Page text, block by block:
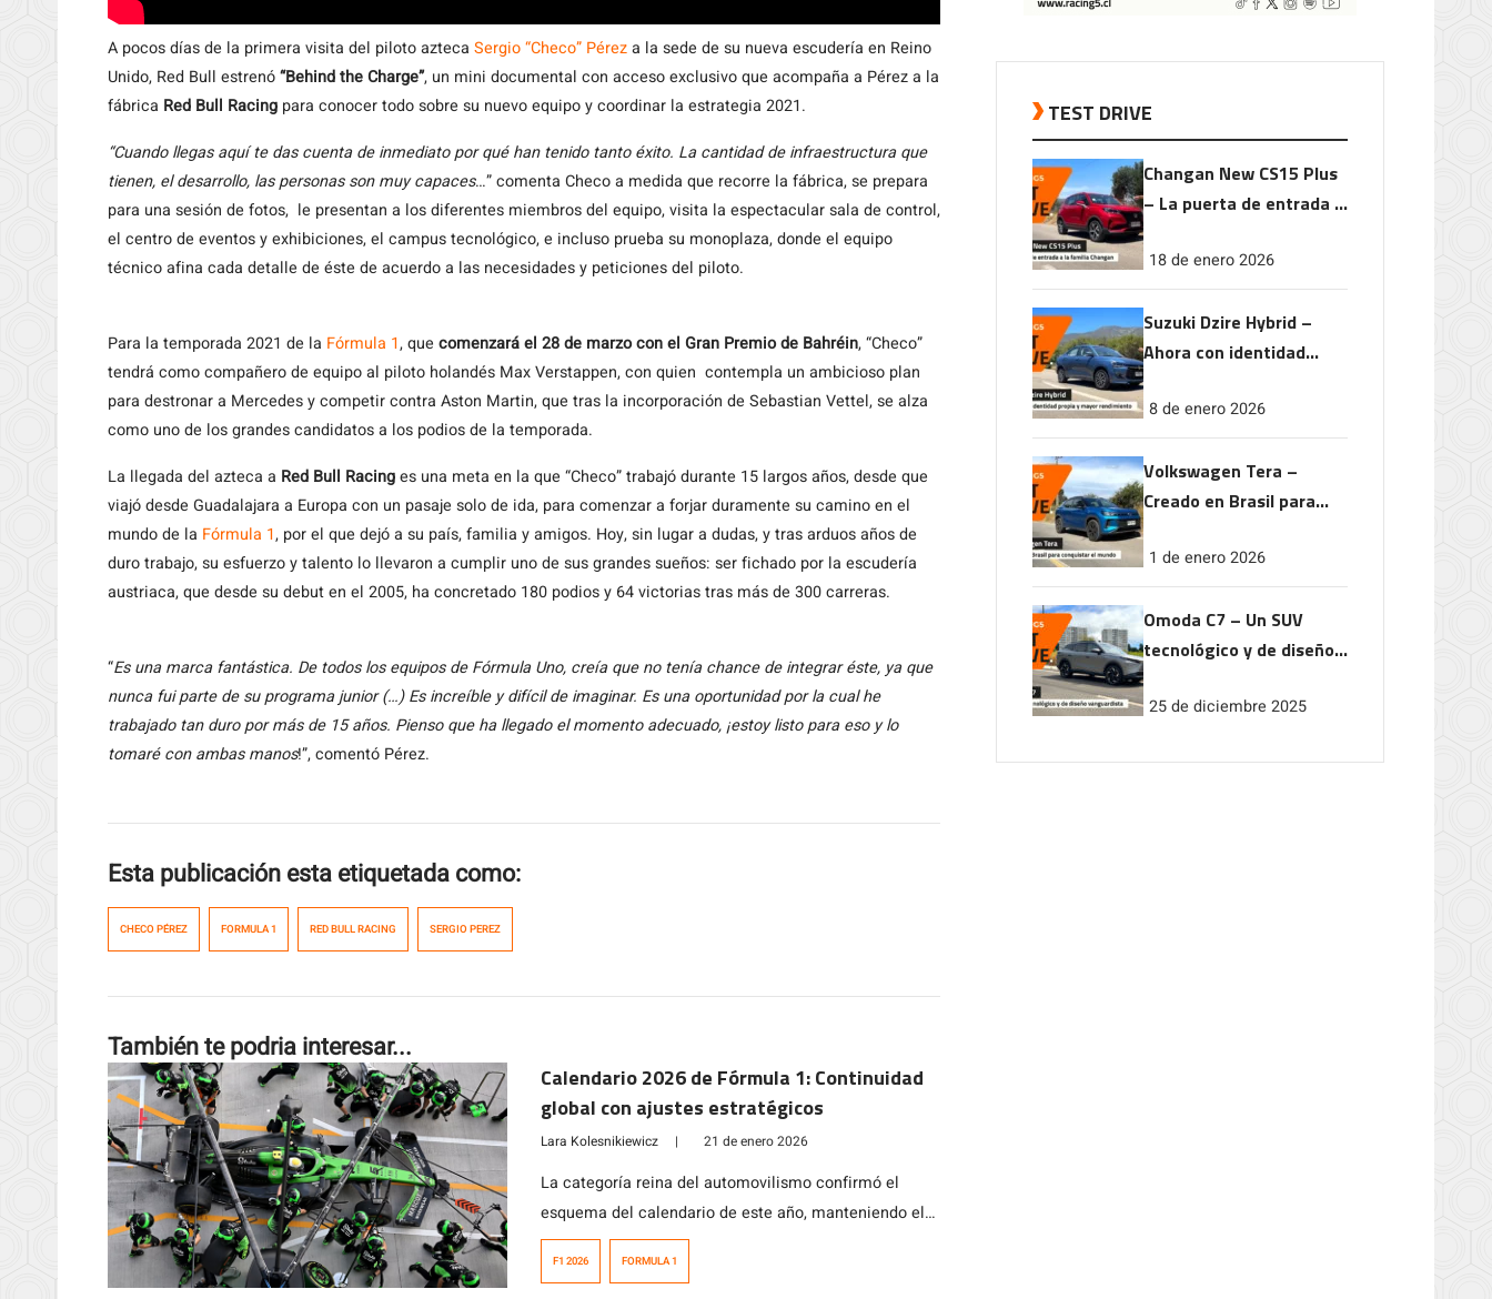
A pocos días de la primera visita del piloto azteca Sergio “Checo” Péreza la sede de su nueva escudería en Reino
Unido, Red Bull estrenó“Behind the Charge”, un mini documental con acceso exclusivo que acompaña a Pérez a la
fábrica Red Bull Racing para conocer todo sobre su nuevo equipo y coordinar la estrategia 2021.
“Cuando llegas aquí te das cuenta de inmediato por qué han tenido tanto éxito. La cantidad de infraestructura que
tienen, el desarrollo, las personas son muy capaces…” comenta Checo a medida que recorre la fábrica, se prepara
para una sesión de fotos, le presentan a los diferentes miembros del equipo, visita la espectacular sala de control,
el centro de eventos y exhibiciones, el campus tecnológico, e incluso prueba su monoplaza, donde el equipo
técnico afina cada detalle de éste de acuerdo a las necesidades y peticiones del piloto.
Para la temporada 2021 de la Fórmula 1, que comenzará el 28 de marzo con el Gran Premio de Bahréin, “Checo”
tendrá como compañero de equipo al piloto holandés Max Verstappen, con quien contempla un ambicioso plan
para destronar a Mercedes y competir contra Aston Martin, que tras la incorporación de Sebastian Vettel, se alza
como uno de los grandes candidatos a los podios de la temporada.
La llegada del azteca a Red Bull Racinges una meta en la que “Checo” trabajó durante 15 largos años, desde que
viajó desde Guadalajara a Europa con un pasaje solo de ida, para comenzar a forjar duramente su camino en el
mundo de la Fórmula 1, por el que dejó a su país, familia y amigos. Hoy, sin lugar a dudas, y tras arduos años de
duro trabajo, su esfuerzo y talento lo llevaron a cumplir uno de sus grandes sueños: ser fichado por la escudería
austriaca, que desde su debut en el 2005, ha concretado 180 podios y 64 victorias tras más de 300 carreras.
“Es una marca fantástica. De todos los equipos de Fórmula Uno, creía que no tenía chance de integrar éste, ya que
nunca fui parte de su programa junior (…) Es increíble y difícil de imaginar. Es una oportunidad por la cual he
trabajado tan duro por más de 15 años. Pienso que ha llegado el momento adecuado, ¡estoy listo para eso y lo
tomaré con ambas manos!”, comentó Pérez.
Esta publicación esta etiquetada como:
CHECO PÉREZ FORMULA 1 RED BULL RACING SERGIO PEREZ
También te podria interesar...
Calendario 2026 de Fórmula 1: Continuidad
global con ajustes estratégicos
Lara Kolesnikiewicz | 21 de enero 2026
La categoría reina del automovilismo confirmó el
esquema del calendario de este año, manteniendo el
alcance global del campeonato, pero introduciendo
F1 2026 FORMULA 1
TEST DRIVE
Changan New CS15 Plus
– La puerta de entrada a
18 de enero 2026
Suzuki Dzire Hybrid –
Ahora con identidad
rendimiento
8 de enero 2026
Volkswagen Tera –
Creado en Brasil para
1 de enero 2026
Omoda C7 – Un SUV
tecnológico y de diseño
25 de diciembre 2025